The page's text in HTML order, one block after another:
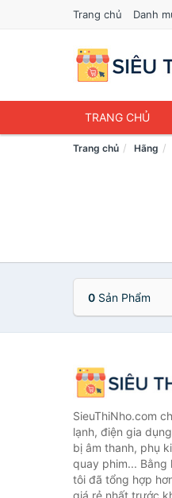
Trang chủ Danh
TRANG CHỦ
Trang chủ Hãng
0 Sản Phẩm
SieuThiNho.com
lạnh, điện gia
bị âm thanh, phụ
quay phim...
tôi đã tổng hợp
giá rẻ nhất trước